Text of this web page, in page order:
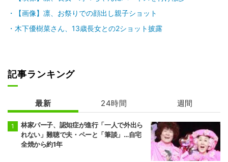
【画像】凛、お祭りでの顔出し親子ショット
木下優樹菜さん、13歳長女との2ショット披露
記事ランキング
最新 24時間 週間
林家パー子、認知症が進行「一人で外出ら
れない」難聴で夫・ペーと「筆談」…自宅
全焼から約1年